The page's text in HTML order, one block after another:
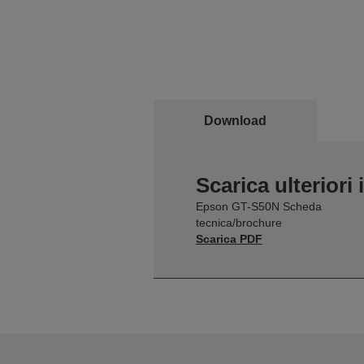
Download
Scarica ulteriori
Epson GT-S50N Scheda
tecnica/brochure
Scarica PDF